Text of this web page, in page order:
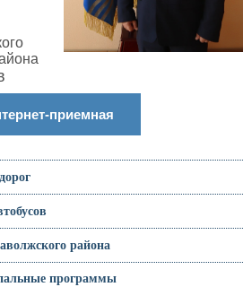
приемная
района
программы